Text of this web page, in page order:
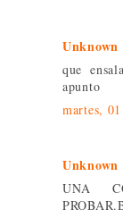
Unknown
que
apunto
martes,
Unknown
UNA